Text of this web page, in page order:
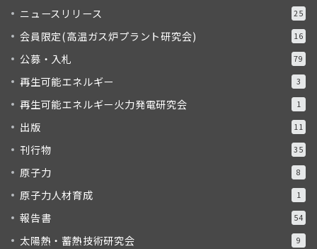
ニュースリリース 25
会員限定(高温ガス炉プラント研究会) 16
公募・入札 79
再生可能エネルギー 3
再生可能エネルギー火力発電研究会 1
出版 11
刊行物 35
原子力 8
原子力人材育成 1
報告書 54
太陽熱・蓄熱技術研究会 9